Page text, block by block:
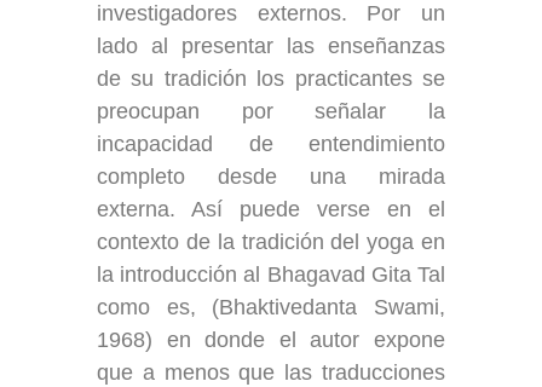
investigadores externos. Por un
lado al presentar las enseñanzas
de su tradición los practicantes se
preocupan por señalar la
incapacidad de entendimiento
completo desde una mirada
externa. Así puede verse en el
contexto de la tradición del yoga en
la introducción al Bhagavad Gita Tal
como es, (Bhaktivedanta Swami,
1968) en donde el autor expone
que a menos que las traducciones